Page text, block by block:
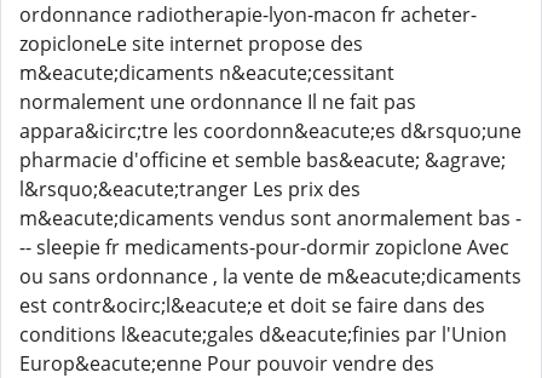
ordonnance radiotherapie-lyon-macon fr acheter-
zopicloneLe site internet propose des
m&eacute;dicaments n&eacute;cessitant
normalement une ordonnance Il ne fait pas
appara&icirc;tre les coordonn&eacute;es d&rsquo;une
pharmacie d'officine et semble bas&eacute; &agrave;
l&rsquo;&eacute;tranger Les prix des
m&eacute;dicaments vendus sont anormalement bas -
-- sleepie fr medicaments-pour-dormir zopiclone Avec
ou sans ordonnance , la vente de m&eacute;dicaments
est contr&ocirc;l&eacute;e et doit se faire dans des
conditions l&eacute;gales d&eacute;finies par l'Union
Europ&eacute;enne Pour pouvoir vendre des